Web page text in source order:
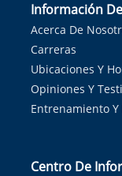
Información
Acerca De
Carreras
Ubicaciones Y
Opiniones Y
Entrenamiento Y
Centro De